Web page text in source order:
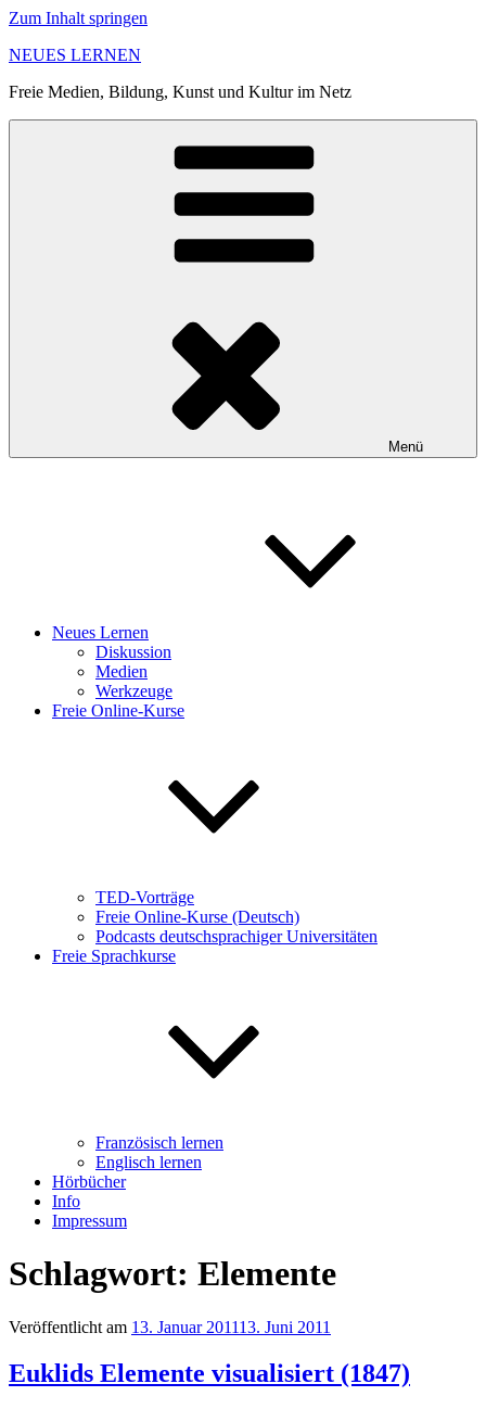
Zum Inhalt springen
NEUES LERNEN
Freie Medien, Bildung, Kunst und Kultur im Netz
Menü
Neues Lernen
Diskussion
Medien
Werkzeuge
Freie Online-Kurse
TED-Vorträge
Freie Online-Kurse (Deutsch)
Podcasts deutschsprachiger Universitäten
Freie Sprachkurse
Französisch lernen
Englisch lernen
Hörbücher
Info
Impressum
Schlagwort: Elemente
Veröffentlicht am 13. Januar 201113. Juni 2011
Euklids Elemente visualisiert (1847)